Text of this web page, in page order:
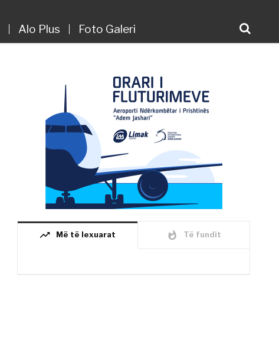
Alo Plus Foto Galeri
trending_up Më të lexuarat whatshot Të fundit